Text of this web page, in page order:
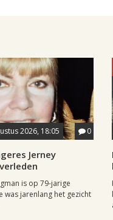
2026, 18:05 0
Jerney
is op 79-jarige
was jarenlang het gezicht